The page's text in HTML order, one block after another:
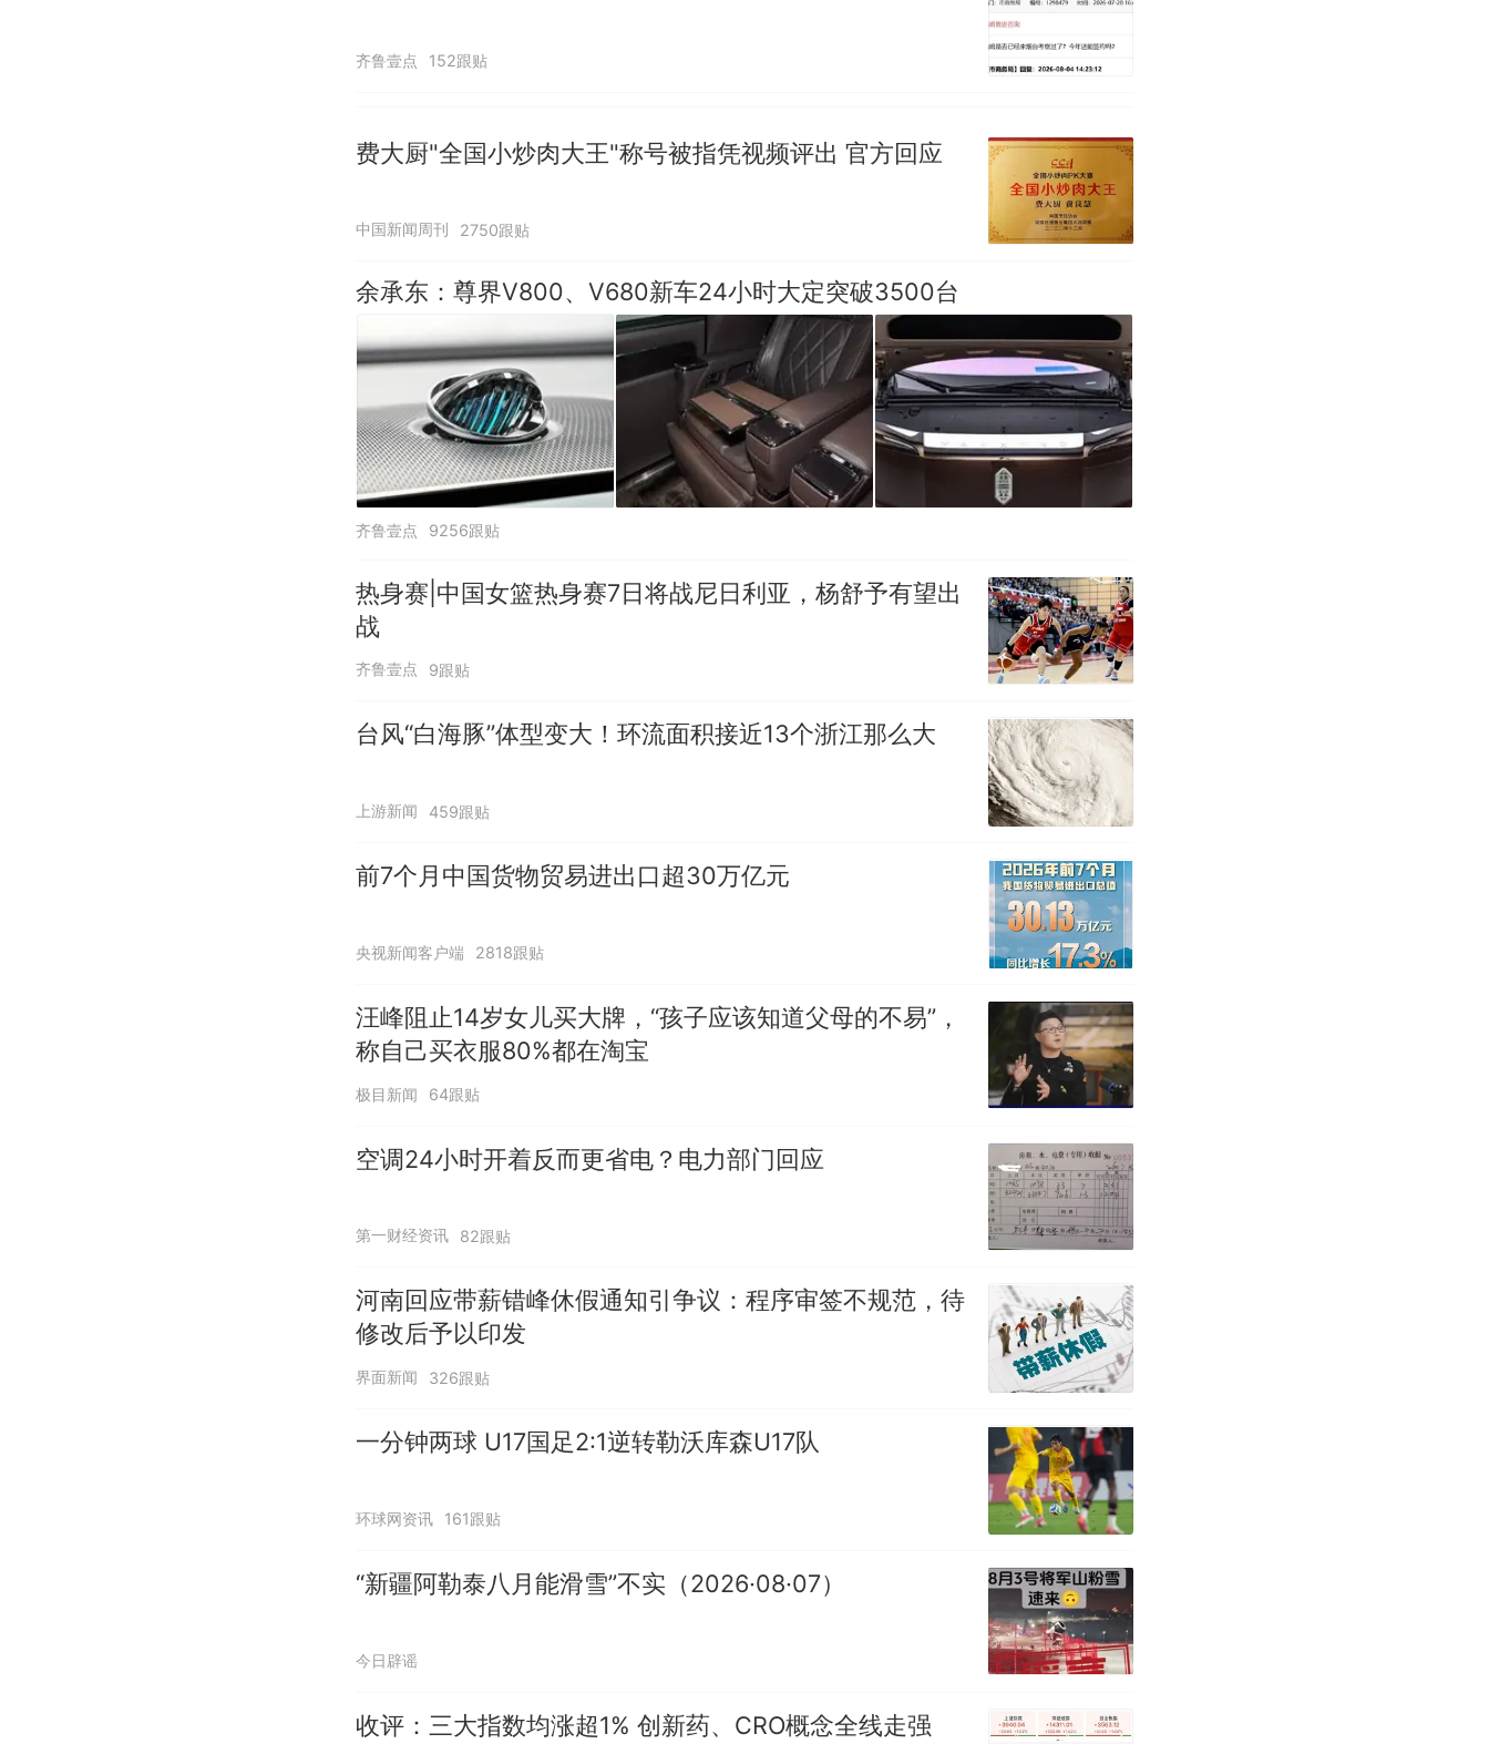
齐鲁壹点 152跟贴
费大厨"全国小炒肉大王"称号被指凭视频评出 官方回应
中国新闻周刊 2750跟贴
余承东：尊界V800、V680新车24小时大定突破3500台
齐鲁壹点 9256跟贴
热身赛|中国女篮热身赛7日将战尼日利亚，杨舒予有望出
战
齐鲁壹点 9跟贴
台风“白海豚”体型变大！环流面积接近13个浙江那么大
上游新闻 459跟贴
前7个月中国货物贸易进出口超30万亿元
央视新闻客户端 2818跟贴
汪峰阻止14岁女儿买大牌，“孩子应该知道父母的不易”，
称自己买衣服80%都在淘宝
极目新闻 64跟贴
空调24小时开着反而更省电？电力部门回应
第一财经资讯 82跟贴
河南回应带薪错峰休假通知引争议：程序审签不规范，待
修改后予以印发
界面新闻 326跟贴
一分钟两球 U17国足2:1逆转勒沃库森U17队
环球网资讯 161跟贴
“新疆阿勒泰八月能滑雪”不实（2026·08·07）
今日辟谣
收评：三大指数均涨超1% 创新药、CRO概念全线走强